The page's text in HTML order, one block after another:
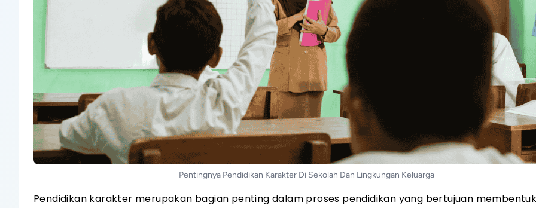
Pentingnya Pendidikan Karakter Di Sekolah Dan Lingkungan Keluarga
Pendidikan karakter merupakan bagian penting dalam proses pendidikan yang bertujuan membentuk